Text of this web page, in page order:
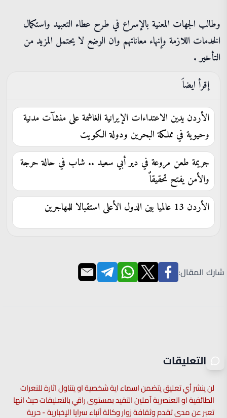
وطالب الجهات المعنية بالإسراع في طرح عطاء التعبيد واستكمال
الخدمات اللازمة وإنهاء معاناتهم وان الوضع لا يحتمل المزيد من
التأخير .
إقرأ ايضاَ
الأردن يدين الاعتداءات الإيرانية الغاشمة على منشآت مدنية
وحيوية في مملكة البحرين ودولة الكويت
جريمة طعن مروعة في دير أبي سعيد .. شاب في حالة حرجة
والأمن يفتح تحقيقاً
الأردن 13 عالميا بين الدول الأعلى استقبالا للمهاجرين
شارك المقال:
التعليقات
لن ينشر أي تعليق يتضمن اسماء اية شخصية او يتناول اثارة للنعرات
الطائفية او العنصرية آملين التقيد بمستوى راقي بالتعليقات حيث انها
تعبر عن مدى تقدم وثقافة زوار وكالة أنباء سرايا الإخبارية - حرية